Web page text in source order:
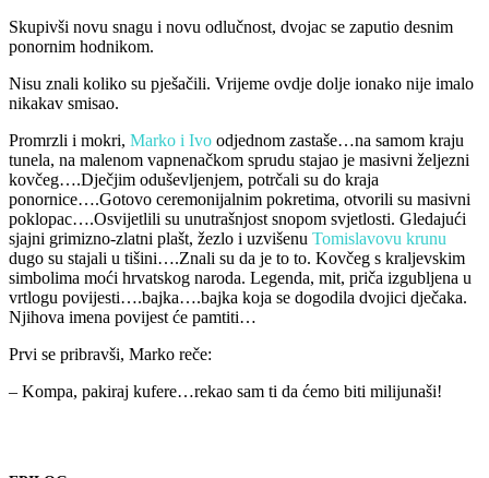
Skupivši novu snagu i novu odlučnost, dvojac se zaputio desnim
ponornim hodnikom.
Nisu znali koliko su pješačili. Vrijeme ovdje dolje ionako nije imalo
nikakav smisao.
Promrzli i mokri, Marko i Ivo odjednom zastaše…na samom kraju
tunela, na malenom vapnenačkom sprudu stajao je masivni željezni
kovčeg….Dječjim oduševljenjem, potrčali su do kraja
ponornice….Gotovo ceremonijalnim pokretima, otvorili su masivni
poklopac….Osvijetlili su unutrašnjost snopom svjetlosti. Gledajući
sjajni grimizno-zlatni plašt, žezlo i uzvišenu Tomislavovu krunu
dugo su stajali u tišini….Znali su da je to to. Kovčeg s kraljevskim
simbolima moći hrvatskog naroda. Legenda, mit, priča izgubljena u
vrtlogu povijesti….bajka….bajka koja se dogodila dvojici dječaka.
Njihova imena povijest će pamtiti…
Prvi se pribravši, Marko reče:
– Kompa, pakiraj kufere…rekao sam ti da ćemo biti milijunaši!